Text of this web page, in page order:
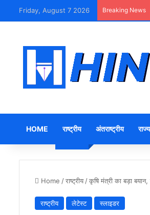
Friday, August 7 2026 Breaking News
HOME राष्ट्रीय अंतराष्ट्रीय राज्य
Home /राष्ट्रीय /कृषि मंत्री का बड़ा
राष्ट्रीय लेटेस्ट स्लाइडर